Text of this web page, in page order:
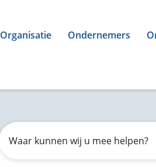
Ondernemers
Zoeken
Waar